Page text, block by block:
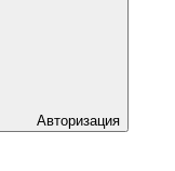
Авторизация